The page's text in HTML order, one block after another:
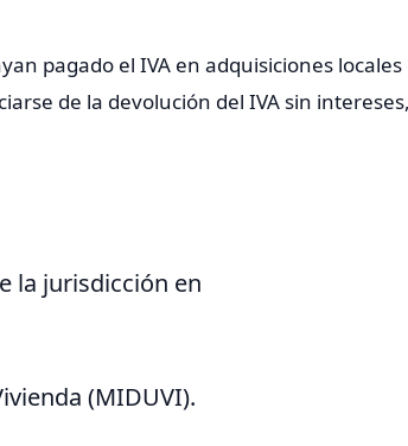
pagado el IVA en adquisiciones
de la devolución del IVA sin
la jurisdicción en
(MIDUVI).